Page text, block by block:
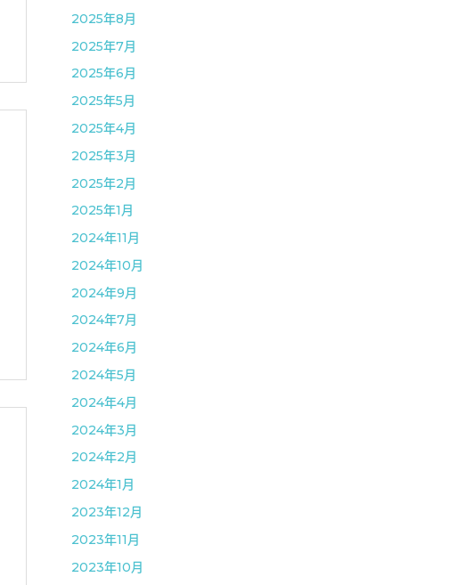
2025年8月
2025年7月
2025年6月
2025年5月
2025年4月
2025年3月
2025年2月
2025年1月
2024年11月
2024年10月
2024年9月
2024年7月
2024年6月
2024年5月
2024年4月
2024年3月
2024年2月
2024年1月
2023年12月
2023年11月
2023年10月